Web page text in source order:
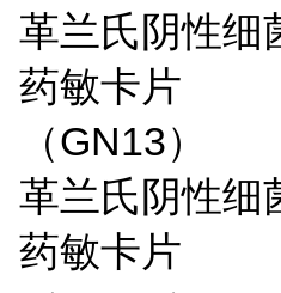
革兰氏阴性细
药敏卡片
（GN13）
革兰氏阴性细
药敏卡片